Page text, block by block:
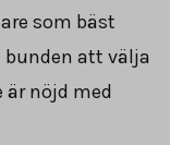
som bäst
att välja
nöjd med